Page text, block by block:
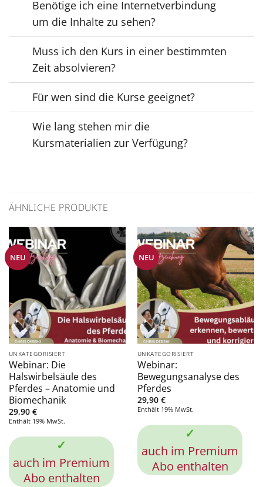
Benötige ich eine Internetverbindung
um die Inhalte zu sehen?
Muss ich den Kurs in einer bestimmten
Zeit absolvieren?
Für wen sind die Kurse geeignet?
Wie lang stehen mir die
Kursmaterialien zur Verfügung?
ÄHNLICHE PRODUKTE
NEU
UNKATEGORISIERT
Webinar: Die
Halswirbelsäule des
Pferdes – Anatomie und
Biomechanik
29,90 €
Enthält 19% MwSt.
✓
auch im Premium
Abo enthalten
NEU
UNKATEGORISIERT
Webinar:
Bewegungsanalyse des
Pferdes
29,90 €
Enthält 19% MwSt.
✓
auch im Premium
Abo enthalten